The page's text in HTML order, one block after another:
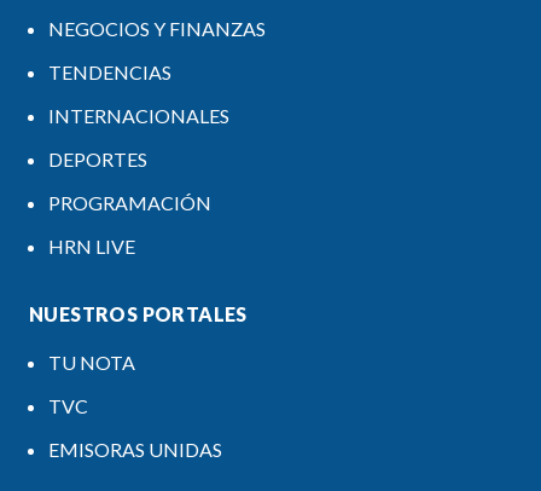
NEGOCIOS Y FINANZAS
TENDENCIAS
INTERNACIONALES
DEPORTES
PROGRAMACIÓN
HRN LIVE
NUESTROS PORTALES
TU NOTA
TVC
EMISORAS UNIDAS